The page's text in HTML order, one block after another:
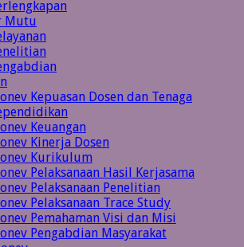
Mutu
Kepuasan Dosen dan Tenaga
Keuangan
Kinerja Dosen
Kurikulum
Pelaksanaan Hasil Kerjasama
Pelaksanaan Penelitian
Pelaksanaan Trace Study
Pemahaman Visi dan Misi
Pengabdian Masyarakat